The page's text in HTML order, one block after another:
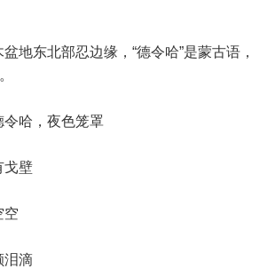
地东北部忍边缘，“德令哈”是蒙古语，
哈，夜色笼罩
戈壁
空
泪滴